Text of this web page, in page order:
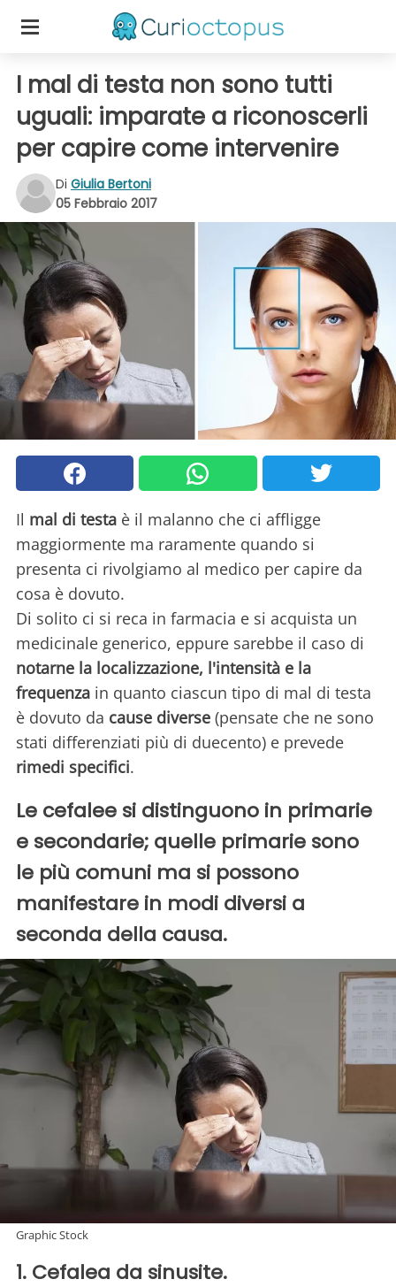
I mal di testa non sono tutti
uguali: imparate a riconoscerli
per capire come intervenire
Di Giulia Bertoni
05 Febbraio 2017
Il mal di testa è il malanno che ci affligge
maggiormente ma raramente quando si
presenta ci rivolgiamo al medico per capire da
cosa è dovuto.
Di solito ci si reca in farmacia e si acquista un
medicinale generico, eppure sarebbe il caso di
notarne la localizzazione, l'intensità e la
frequenza in quanto ciascun tipo di mal di testa
è dovuto da cause diverse (pensate che ne sono
stati differenziati più di duecento) e prevede
rimedi specifici.
Le cefalee si distinguono in primarie
e secondarie; quelle primarie sono
le più comuni ma si possono
manifestare in modi diversi a
seconda della causa.
Graphic Stock
1. Cefalea da sinusite.